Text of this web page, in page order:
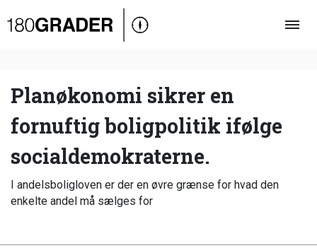
Oversigt
Debat
Video
Podcast
Planøkonomi sikrer en
fornuftig boligpolitik ifølge
socialdemokraterne.
I andelsboligloven er der en øvre grænse for hvad den
enkelte andel må sælges for